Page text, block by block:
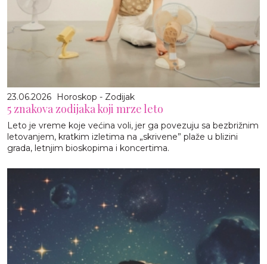
23.06.2026 Horoskop - Zodijak
5 znakova zodijaka koji mrze leto
Leto je vreme koje većina voli, jer ga povezuju sa bezbrižnim
letovanjem, kratkim izletima na „skrivene” plaže u blizini
grada, letnjim bioskopima i koncertima.